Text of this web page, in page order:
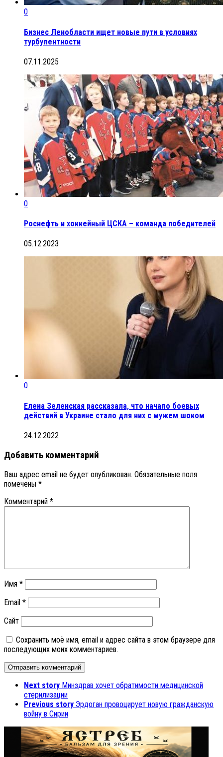
0
Бизнес Ленобласти ищет новые пути в условиях
турбулентности
07.11.2025
0
Роснефть и хоккейный ЦСКА – команда победителей
05.12.2023
0
Елена Зеленская рассказала, что начало боевых
действий в Украине стало для них с мужем шоком
24.12.2022
Добавить комментарий
Ваш адрес email не будет опубликован. Обязательные поля
помечены *
Комментарий *
Имя *
Email *
Сайт
Сохранить моё имя, email и адрес сайта в этом браузере для
последующих моих комментариев.
Next story Минздрав хочет обратимости медицинской
стерилизации
Previous story Эрдоган провоцирует новую гражданскую
войну в Сирии